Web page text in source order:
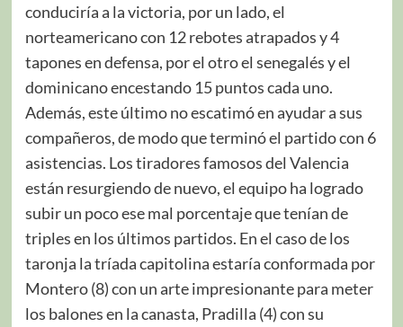
conduciría a la victoria, por un lado, el
norteamericano con 12 rebotes atrapados y 4
tapones en defensa, por el otro el senegalés y el
dominicano encestando 15 puntos cada uno.
Además, este último no escatimó en ayudar a sus
compañeros, de modo que terminó el partido con 6
asistencias. Los tiradores famosos del Valencia
están resurgiendo de nuevo, el equipo ha logrado
subir un poco ese mal porcentaje que tenían de
triples en los últimos partidos. En el caso de los
taronja la tríada capitolina estaría conformada por
Montero (8) con un arte impresionante para meter
los balones en la canasta, Pradilla (4) con su